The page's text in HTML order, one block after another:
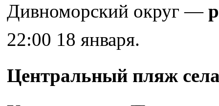
Дивноморский округ —
22:00 18 января.
Центральный пляж